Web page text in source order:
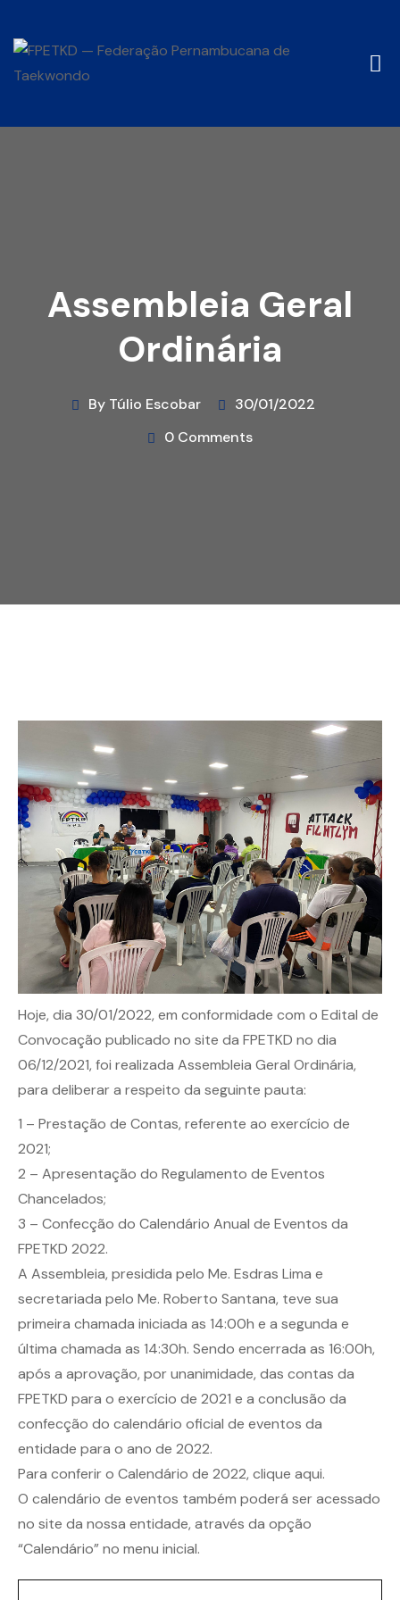
Assembleia Geral
Ordinária
By Túlio Escobar
30/01/2022
0 Comments
Hoje, dia 30/01/2022, em conformidade com o Edital de
Convocação publicado no site da FPETKD no dia
06/12/2021, foi realizada Assembleia Geral Ordinária,
para deliberar a respeito da seguinte pauta:
1 – Prestação de Contas, referente ao exercício de
2021;
2 – Apresentação do Regulamento de Eventos
Chancelados;
3 – Confecção do Calendário Anual de Eventos da
FPETKD 2022.
A Assembleia, presidida pelo Me. Esdras Lima e
secretariada pelo Me. Roberto Santana, teve sua
primeira chamada iniciada as 14:00h e a segunda e
última chamada as 14:30h. Sendo encerrada as 16:00h,
após a aprovação, por unanimidade, das contas da
FPETKD para o exercício de 2021 e a conclusão da
confecção do calendário oficial de eventos da
entidade para o ano de 2022.
Para conferir o Calendário de 2022, clique aqui.
O calendário de eventos também poderá ser acessado
no site da nossa entidade, através da opção
“Calendário” no menu inicial.